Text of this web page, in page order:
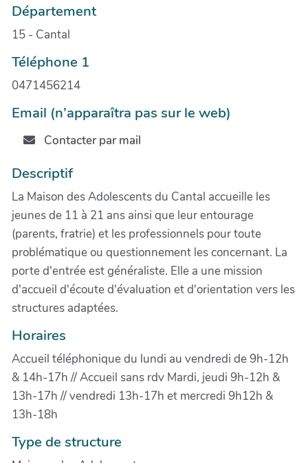
Département
15 - Cantal
Téléphone 1
0471456214
Email (n’apparaîtra pas sur le web)
Contacter par mail
Descriptif
La Maison des Adolescents du Cantal accueille les
jeunes de 11 à 21 ans ainsi que leur entourage
(parents, fratrie) et les professionnels pour toute
problématique ou questionnement les concernant. La
porte d'entrée est généraliste. Elle a une mission
d'accueil d'écoute d'évaluation et d'orientation vers les
structures adaptées.
Horaires
Accueil téléphonique du lundi au vendredi de 9h-12h
& 14h-17h // Accueil sans rdv Mardi, jeudi 9h-12h &
13h-17h // vendredi 13h-17h et mercredi 9h12h &
13h-18h
Type de structure